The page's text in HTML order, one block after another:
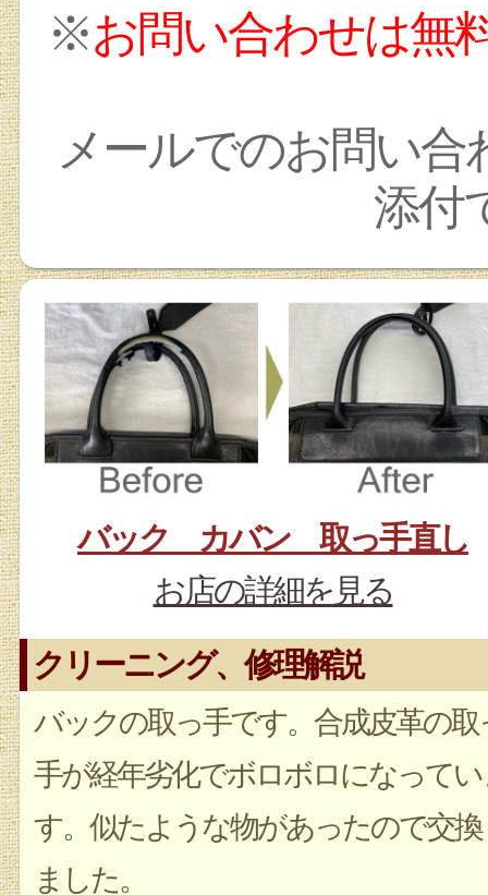
※お問い合わせは無
メールでのお問い合
添付
バック カバン 取っ手直し
お店の詳細を見る
クリーニング、修理解説
バックの取っ手です。合成皮革の取
手が経年劣化でボロボロになって
す。似たような物があったので交
ました。